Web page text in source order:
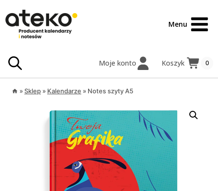
treści
do
treści
Menu
Moje konto Koszyk 0
»Sklep » Kalendarze » Notes szyty A5